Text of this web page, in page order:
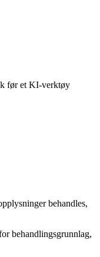
før et KI-verktøy
behandles,
behandlingsgrunnlag,